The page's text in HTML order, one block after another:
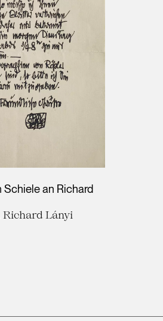
Schiele an Richard
Richard Lányi